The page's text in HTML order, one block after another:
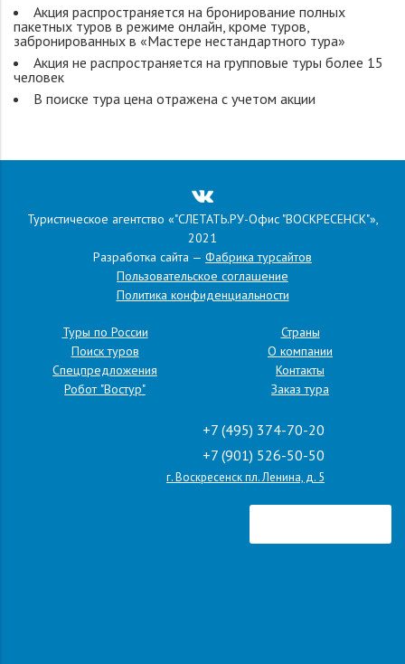
Акция распространяется на бронирование полных
пакетных туров в режиме онлайн, кроме туров,
забронированных в «Мастере нестандартного тура»
Акция не распространяется на групповые туры более 15
человек
В поиске тура цена отражена с учетом акции
Туристическое агентство «"СЛЕТАТЬ.РУ-Офис "ВОСКРЕСЕНСК"»,
2021
Разработка сайта — Фабрика турсайтов
Пользовательское соглашение
Политика конфиденциальности
Туры по России
Поиск туров
Спецпредложения
Робот "Востур"
Страны
О компании
Контакты
Заказ тура
+7 (495) 374-70-20
+7 (901) 526-50-50
г. Воскресенск пл. Ленина, д. 5